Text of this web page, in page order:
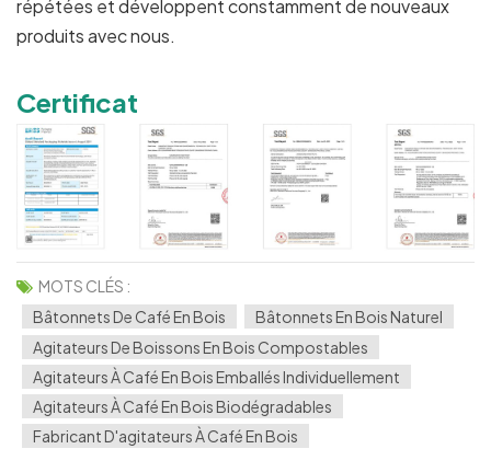
répétées et développent constamment de nouveaux
produits avec nous.
Certificat
MOTS CLÉS :
Bâtonnets De Café En Bois
Bâtonnets En Bois Naturel
Agitateurs De Boissons En Bois Compostables
Agitateurs À Café En Bois Emballés Individuellement
Agitateurs À Café En Bois Biodégradables
Fabricant D'agitateurs À Café En Bois